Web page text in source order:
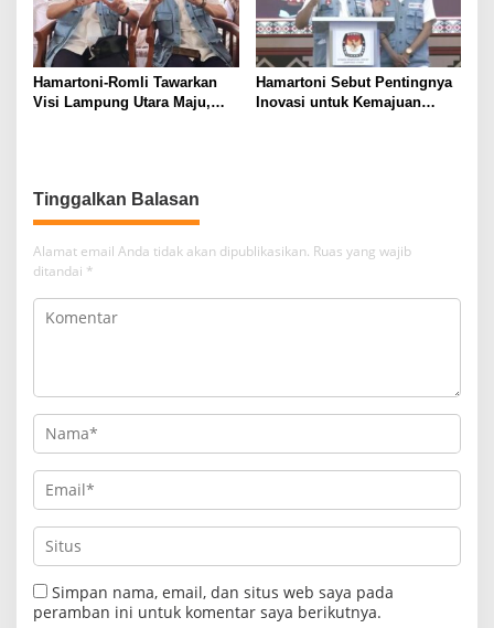
Hamartoni-Romli Tawarkan
Visi Lampung Utara Maju,
Hamartoni Sebut Pentingnya
Inovasi untuk Kemajuan
Tinggalkan Balasan
Alamat email Anda tidak akan dipublikasikan. Ruas yang wajib
ditandai *
Simpan nama, email, dan situs web saya pada
peramban ini untuk komentar saya berikutnya.